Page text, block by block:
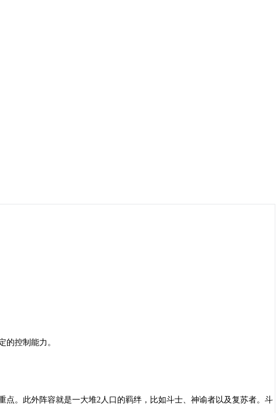
的控制能力。
。此外阵容就是一大堆2人口的羁绊，比如斗士、神谕者以及复苏者。斗